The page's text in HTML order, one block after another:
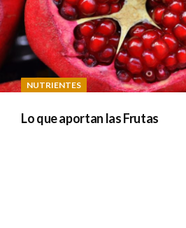
NUTRIENTES
Lo que aportan las Frutas